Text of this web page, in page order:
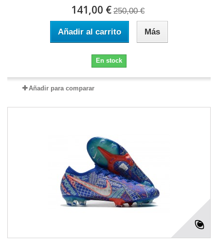
141,00 € 250,00 €
Añadir al carrito Más
En stock
Añadir para comparar